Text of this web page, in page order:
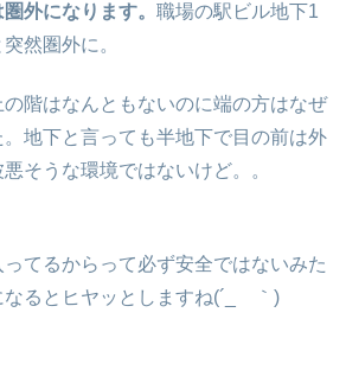
外になります。 職場の駅ビル地下1
然圏外に。
階はなんともないのに端の方はなぜ
地下と言っても半地下で目の前は外
そうな環境ではないけど。。
てるからって必ず安全ではないみた
るとヒヤッとしますね(´_ゝ｀)